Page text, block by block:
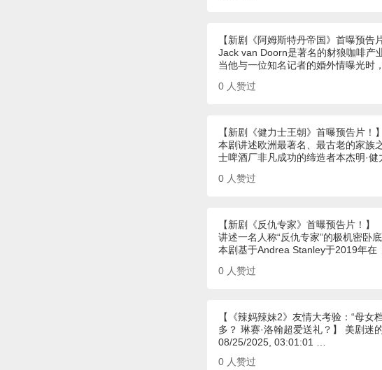
【新剧《阿姆斯特丹帝国》首曝预告
Jack van Doorn是著名的豺狼咖啡产
当他与一位知名记者的婚外情曝光时
0 人赞过
【新剧《健力士王朝》首曝预告片！】
本剧讲述欧洲最著名、最古老的家
士啤酒厂非凡成功的缔造者本杰明·
0 人赞过
【新剧《反仇专家》首曝预告片！】
讲述一名人称“反仇专家”的极机密卧
本剧基于Andrea Stanley于2019年在
0 人赞过
【《辣妈辣妹2》友情大考验：“母
多？ 琳赛·洛翰超爱送礼？】 美剧迷
08/25/2025, 03:01:01 …
0 人赞过